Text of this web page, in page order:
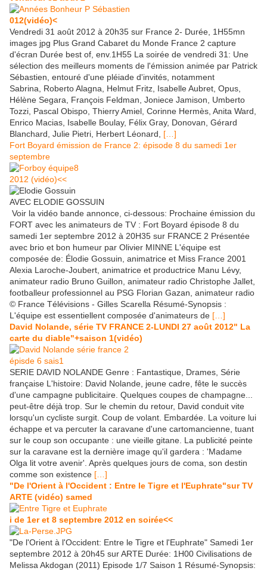
012(vidéo)<
Vendredi 31 août 2012 à 20h35 sur France 2- Durée, 1H55mn
images jpg Plus Grand Cabaret du Monde France 2 capture
d'écran Durée best of, env.1H55 La soirée de vendredi 31: Une
sélection des meilleurs moments de l'émission animée par Patrick
Sébastien, entouré d'une pléiade d'invités, notamment
Sabrina, Roberto Alagna, Helmut Fritz, Isabelle Aubret, Opus,
Hélène Segara, François Feldman, Joniece Jamison, Umberto
Tozzi, Pascal Obispo, Thierry Amiel, Corinne Hermès, Anita Ward,
Enrico Macias, Isabelle Boulay, Félix Gray, Donovan, Gérard
Blanchard, Julie Pietri, Herbert Léonard, […]
Fort Boyard émission de France 2: épisode 8 du samedi 1er
septembre
2012 (vidéo)<<
AVEC ELODIE GOSSUIN
Voir la vidéo bande annonce, ci-dessous: Prochaine émission du
FORT avec les animateurs de TV : Fort Boyard épisode 8 du
samedi 1er septembre 2012 à 20H35 sur FRANCE 2 Présentée
avec brio et bon humeur par Olivier MINNE L'équipe est
composée de: Élodie Gossuin, animatrice et Miss France 2001
Alexia Laroche-Joubert, animatrice et productrice Manu Lévy,
animateur radio Bruno Guillon, animateur radio Christophe Jallet,
footballeur professionnel au PSG Florian Gazan, animateur radio
© France Télévisions - Gilles Scarella Résumé-Synopsis :
L'équipe est essentiellent composée d'animateurs de […]
David Nolande, série TV FRANCE 2-LUNDI 27 août 2012" La
carte du diable"+saison 1(vidéo)
SERIE DAVID NOLANDE Genre : Fantastique, Drames, Série
française L'histoire: David Nolande, jeune cadre, fête le succès
d'une campagne publicitaire. Quelques coupes de champagne...
peut-être déjà trop. Sur le chemin du retour, David conduit vite
lorsqu'un cycliste surgit. Coup de volant. Embardée. La voiture lui
échappe et va percuter la caravane d'une cartomancienne, tuant
sur le coup son occupante : une vieille gitane. La publicité peinte
sur la caravane est la dernière image qu'il gardera : 'Madame
Olga lit votre avenir'. Après quelques jours de coma, son destin
comme son existence […]
"De l'Orient à l'Occident : Entre le Tigre et l'Euphrate"sur TV
ARTE (vidéo) samed
i de 1er et 8 septembre 2012 en soirée<<
"De l'Orient à l'Occident: Entre le Tigre et l'Euphrate" Samedi 1er
septembre 2012 à 20h45 sur ARTE Durée: 1H00 Civilisations de
Melissa Akdogan (2011) Episode 1/7 Saison 1 Résumé-Synopsis: